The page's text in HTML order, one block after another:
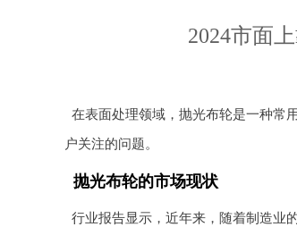
2024市面
在表面处理领域，抛光布轮是一种常
户关注的问题。
抛光布轮的市场现状
行业报告显示，近年来，随着制造业